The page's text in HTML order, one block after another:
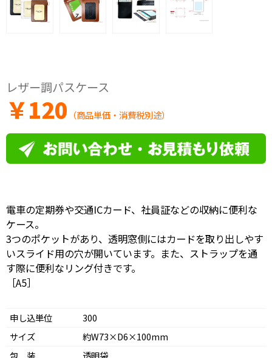
レザー調パスケース
￥120 （商品単価・消費税別途）
電車の定期券や交通ICカード、社員証などの収納に便利な
ケース。
3つのポケットがあり、透明窓側にはカードを取り出しやす
いスライド用の穴が開いています。また、ストラップを通
す際に便利なリング付きです。
［A5］
申し込単位
300
サイズ
約W73×D6×100mm